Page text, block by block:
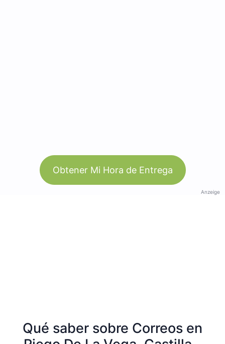
Obtener Mi Hora de Entrega
Anzeige
Qué saber sobre Correos en